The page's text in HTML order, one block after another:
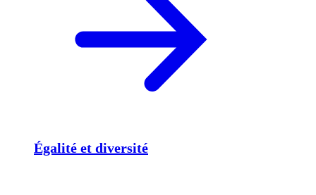
Égalité et diversité